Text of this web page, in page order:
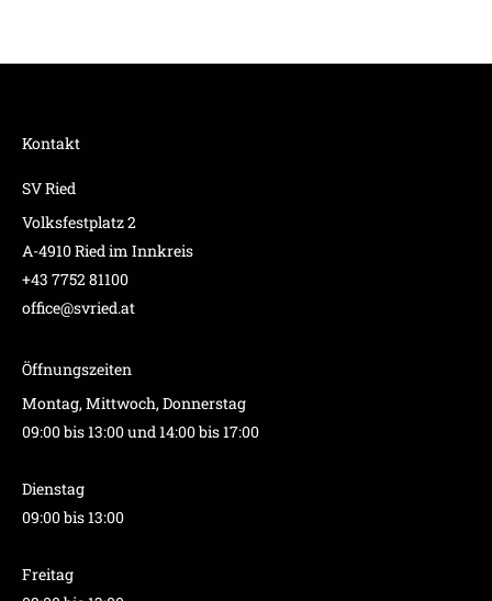
Kontakt
SV Ried
Volksfestplatz 2
A-4910 Ried im Innkreis
+43 7752 81100
office@svried.at
Öffnungszeiten
Montag, Mittwoch, Donnerstag
09:00 bis 13:00 und 14:00 bis 17:00
Dienstag
09:00 bis 13:00
Freitag